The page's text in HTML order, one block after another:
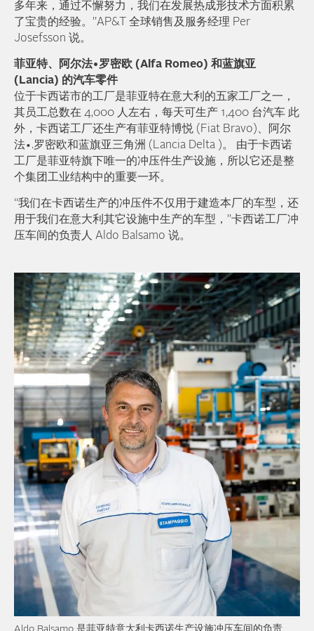
多年来，通过不懈努力，我们在发展热成形技术方面积累
了宝贵的经验。”AP&T 全球销售及服务经理 Per
Josefsson 说。
菲亚特、阿尔法•罗密欧 (Alfa Romeo) 和蓝旗亚
(Lancia) 的汽车零件
位于卡西诺市的工厂是菲亚特在意大利的五家工厂之一，
其员工总数在 4,000 人左右，每天可生产 1,400 台汽车 此
外，卡西诺工厂还生产有菲亚特博悦 (Fiat Bravo)、阿尔
法•.罗密欧和蓝旗亚三角洲 (Lancia Delta )。 由于卡西诺
工厂是菲亚特旗下唯一的冲压件生产设施，所以它还是整
个集团工业结构中的重要一环。
“我们在卡西诺生产的冲压件不仅用于建造本厂的车型，还
用于我们在意大利其它设施中生产的车型，”卡西诺工厂冲
压车间的负责人 Aldo Balsamo 说。
Aldo Balsamo 是菲亚特意大利卡西诺生产设施冲压车间的负责